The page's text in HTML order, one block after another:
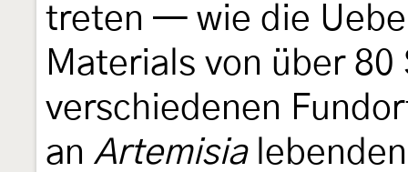
treten — wie die
Materials von über
verschiedenen
an Artemisia